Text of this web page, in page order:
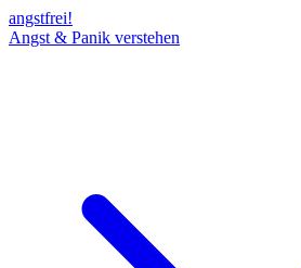
angstfrei!
Angst & Panik verstehen